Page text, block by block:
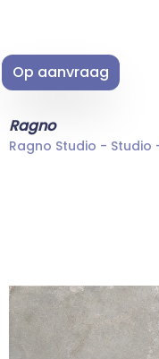
Op aanvraag
Ragno
Ragno Studio - Studio